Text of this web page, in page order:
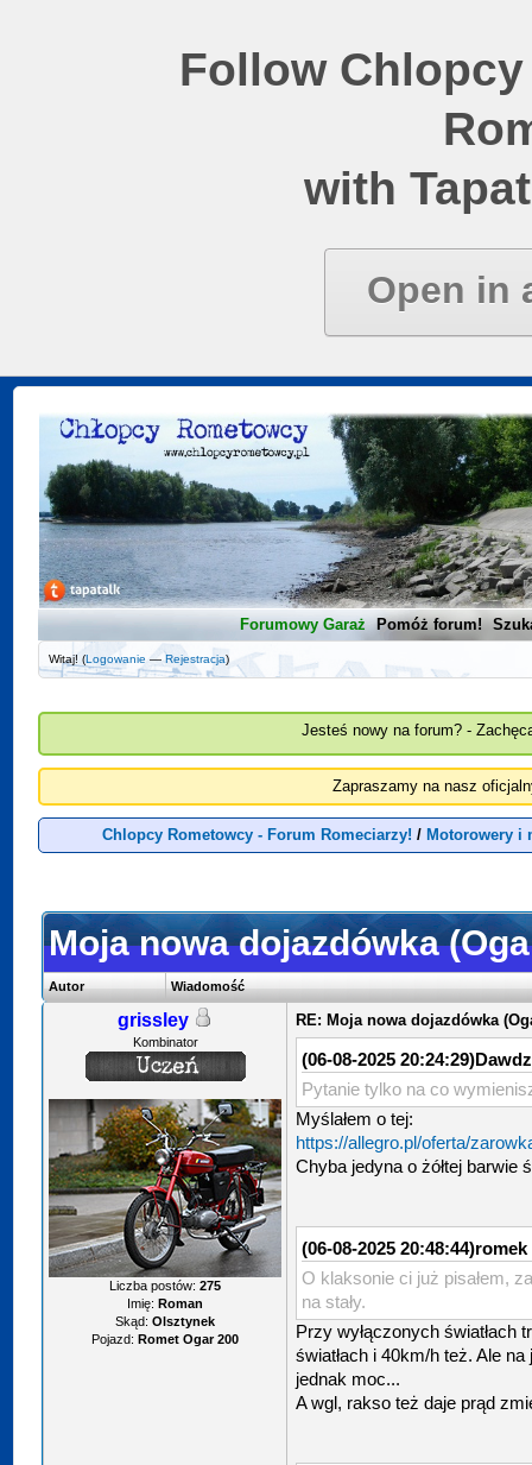
Follow
with
Open in
Forumowy Garaż Pomóż forum!
Witaj! (Logowanie —Rejestracja)
Jesteś nowy na forum? -
Zapraszamy na nasz
Chlopcy Rometowcy - Forum Romeciarzy! / Motorowery i
Moja nowa dojazdówka
Autor Wiadomość
grissley
Kombinator
Liczba postów:275
Imię: Roman
Skąd: Olsztynek
Pojazd: Romet Ogar 200
RE: Moja nowa dojazdówka
(06-08-2025 20:24:29)
Pytanie tylko na co
Myślałem o tej:
https://allegro.pl/oferta/
Chyba jedyna o żółtej barwie
(06-08-2025 20:48:44)romek
O klaksonie ci już pisałem,
na stały.
Przy wyłączonych światłach
światłach i 40km/h też. Ale
jednak moc...
A wgl, rakso też daje prąd